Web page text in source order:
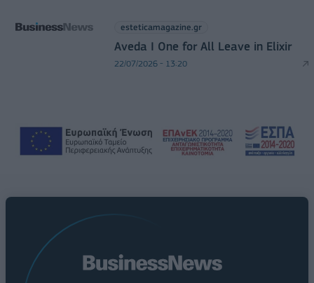
esteticamagazine.gr
Aveda I One for All Leave in Elixir
22/07/2026 - 13:20